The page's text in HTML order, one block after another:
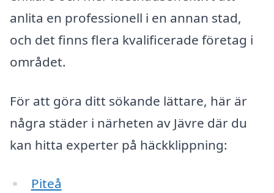
anlita en professionell i en annan stad,
och det finns flera kvalificerade företag i
området.
För att göra ditt sökande lättare, här är
några städer i närheten av Jävre där du
kan hitta experter på häckklippning:
Piteå